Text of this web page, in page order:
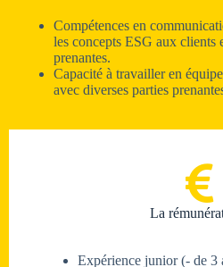
Compétences en
les concepts ESG aux clients
prenantes.
Capacité à travailler en
avec diverses parties
La
Expérience junior (- de 3